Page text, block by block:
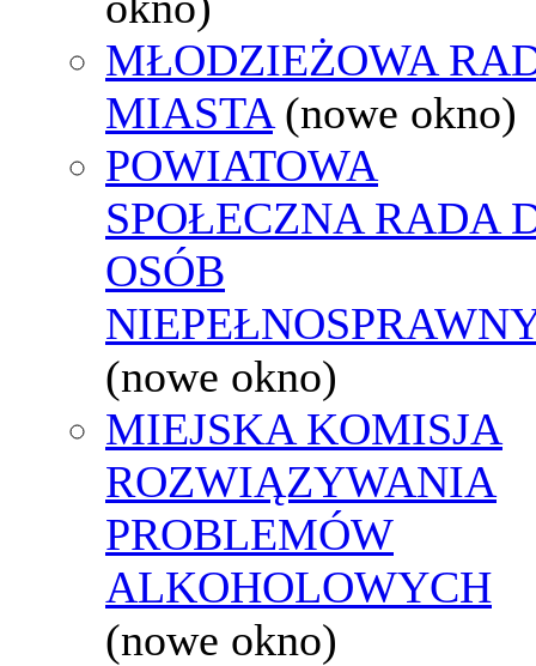
MŁODZIEŻOWA
MIASTA (nowe okno)
POWIATOWA
SPOŁECZNA RADA
OSÓB
(nowe okno)
MIEJSKA KOMISJA
ROZWIĄZYWANIA
PROBLEMÓW
ALKOHOLOWYCH
(nowe okno)